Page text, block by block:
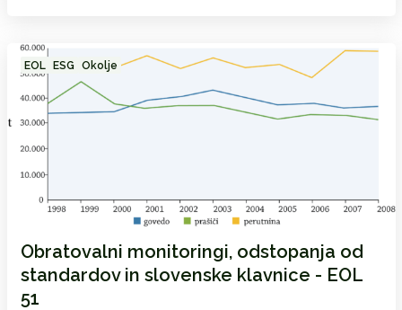
EOL ESG Okolje
Obratovalni monitoringi, odstopanja od
standardov in slovenske klavnice - EOL
51